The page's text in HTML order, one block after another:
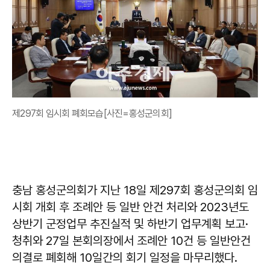
제297회 임시회 폐회모습[사진=홍성군의회]
충남 홍성군의회가 지난 18일 제297회 홍성군의회 임
시회 개회 후 조례안 등 일반 안건 처리와 2023년도
상반기 군정업무 추진실적 및 하반기 업무계획 보고·
청취와 27일 본회의장에서 조례안 10건 등 일반안건
의결로 폐회해 10일간의 회기 일정을 마무리했다.